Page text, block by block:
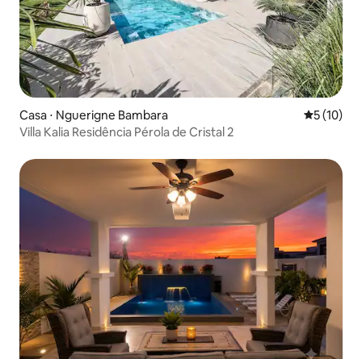
Casa ⋅ Nguerigne Bambara 5 de uma
5 (10)
Villa Kalia Residência Pérola de Cristal 2